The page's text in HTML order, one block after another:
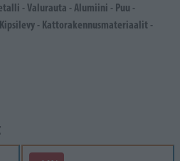
- Valurauta - Alumiini - Puu -
- Kattorakennusmateriaalit -